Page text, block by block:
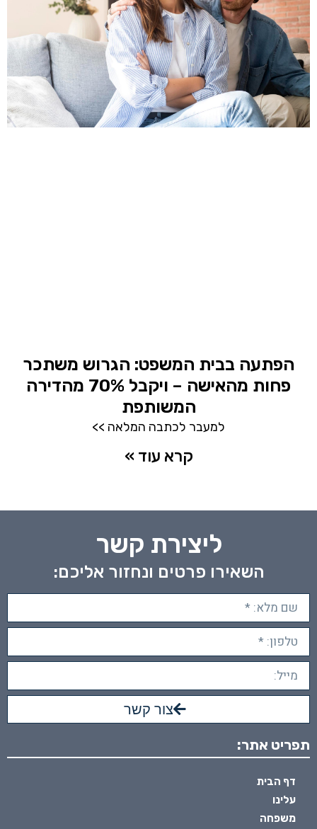
הפתעה בבית המשפט: הגרוש משתכר
פחות מהאישה – ויקבל 70% מהדירה
המשותפת
למעבר לכתבה המלאה >>
קרא עוד »
ליצירת קשר
השאירו פרטים ונחזור אליכם:
צור קשר
תפריט אתר:
דף הבית
עלינו
משפחה